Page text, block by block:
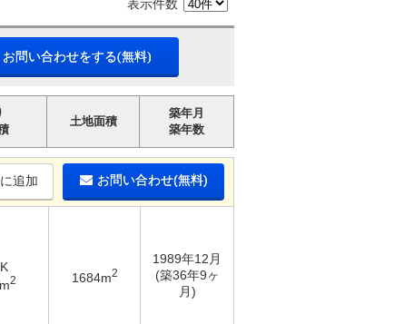
表示件数
お問い合わせをする(無料)
土地面積
築年月
築年数
追加 お問い合わせ(無料)
2 1684m2
1989年12月
(築36年9ヶ
月)